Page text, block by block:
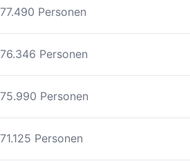
77.490 Personen
76.346 Personen
75.990 Personen
71.125 Personen